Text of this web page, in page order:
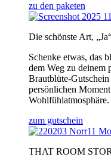
zu den paketen
Die schönste Art,
Schenke etwas, das
dem Weg zu deinem
Brautblüte-
persönlichen
Wohlfühlatmosphäre.
zum gutschein
THAT ROOM